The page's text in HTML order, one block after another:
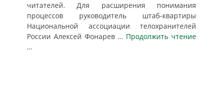
читателей. Для расширения понимания
процессов руководитель штаб-квартиры
Национальной ассоциации телохранителей
России Алексей Фонарев … Продолжить чтение
…